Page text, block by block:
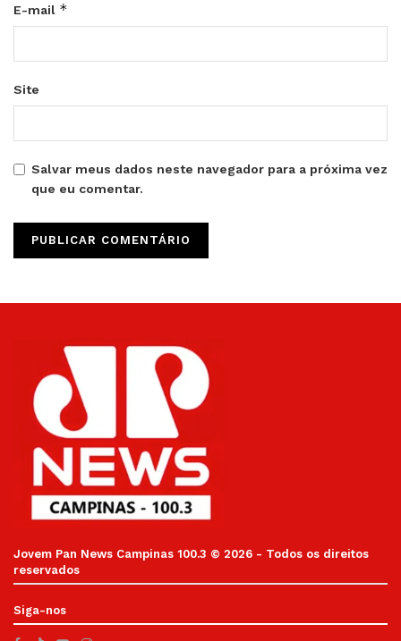
E-mail *
Site
Salvar meus dados neste navegador para a próxima vez
que eu comentar.
Jovem Pan News Campinas 100.3 © 2026 - Todos os direitos
reservados
Siga-nos